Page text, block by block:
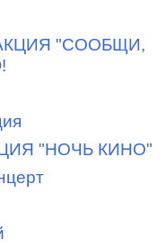
"СООБЩИ,
"НОЧЬ КИНО"